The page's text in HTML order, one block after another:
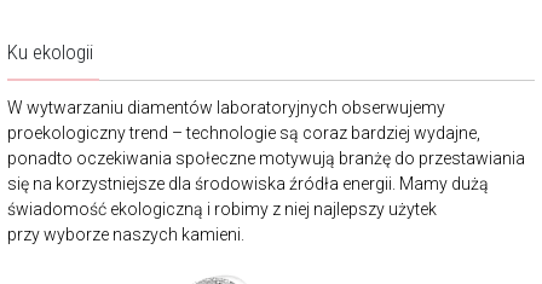
Ku ekologii
W wytwarzaniu diamentów laboratoryjnych obserwujemy
proekologiczny trend – technologie są coraz bardziej wydajne,
ponadto oczekiwania społeczne motywują branżę do przestawiania
się na korzystniejsze dla środowiska źródła energii. Mamy dużą
świadomość ekologiczną i robimy z niej najlepszy użytek
przy wyborze naszych kamieni.